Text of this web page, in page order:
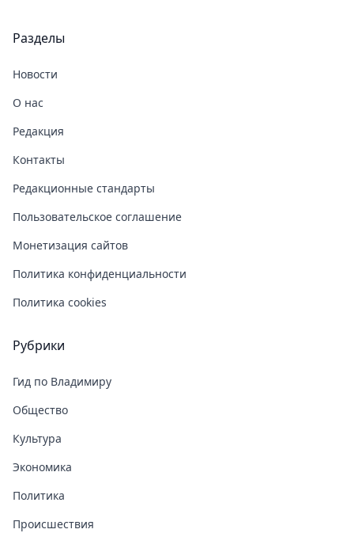
Разделы
Новости
О нас
Редакция
Контакты
Редакционные стандарты
Пользовательское соглашение
Монетизация сайтов
Политика конфиденциальности
Политика cookies
Рубрики
Гид по Владимиру
Общество
Культура
Экономика
Политика
Происшествия